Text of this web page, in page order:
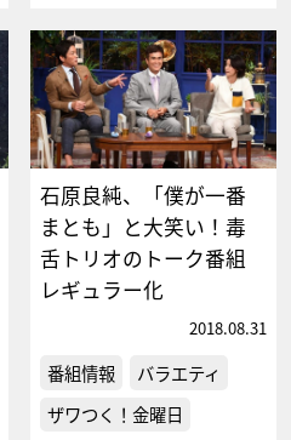
石原良純、「僕が一番
まとも」と大笑い！毒
舌トリオのトーク番組
レギュラー化
2018.08.31
番組情報
バラエティ
ザワつく！金曜日